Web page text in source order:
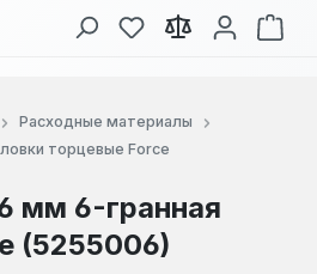
У вас есть товары
В
Расходные материалы
торцевые Force
мм 6-гранная
(5255006)